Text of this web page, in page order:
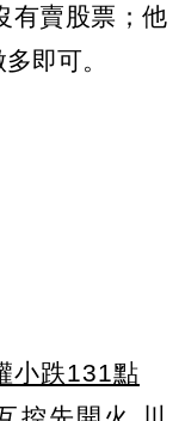
有賣股票；他
即可。
小跌131點